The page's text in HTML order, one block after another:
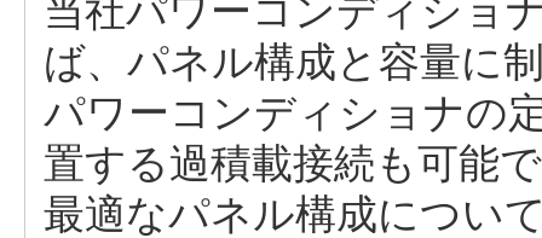
当社パワーコンディショ
ば、パネル構成と容量に
パワーコンディショナの
置する過積載接続も可能
最適なパネル構成につい